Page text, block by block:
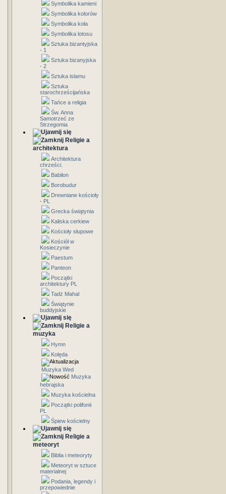
Symbolika kamieni
Symbolika kolorów
Symbolika koła
Symbolika lotosu
Sztuka bizantyjska
- 1
Sztuka bizanyjska
- 2
Sztuka islamu
Sztuka
starochrześcijańska
Tańce a religia
Św. Anna
Samotrzeć ze
Strzegomia
Religie a
architektura
Architektura
chrześci.
Babilon
Borobudur
Drewniane kościoły
- PL
Grecka świątynia
Kaliska cerkiew
Kościoły słupowe
Kościół w
Kosieczynie
Paestum
Panteon
Początki
architektury PL
Tadż Mahal
Świątynie
buddyjskie
Religie a
muzyka
Hymn
Kolęda
Muzyka Wed
Muzyka
hebrajska
Muzyka kościelna
Początki polifonii
PL
Śpiew kościelny
Religie a
meteoryt
Biblia i meteoryty
Meteoryt w sztuce
materialnej
Podania, legendy i
przepowiednie